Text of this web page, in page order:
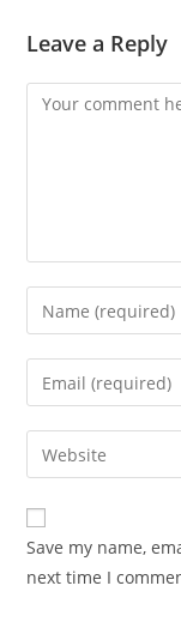
Leave a Reply
Comment
Enter
your
name
comment
Enter
your
email
address
comment
Enter
your
website
URL
(optional)
Save my name,
next time I